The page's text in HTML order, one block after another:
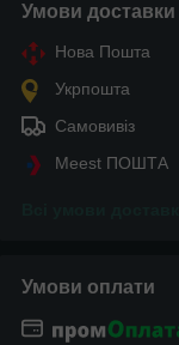
Умови доставки
Нова Пошта
Укрпошта
Самовивіз
Meest ПОШТА
Умови оплати